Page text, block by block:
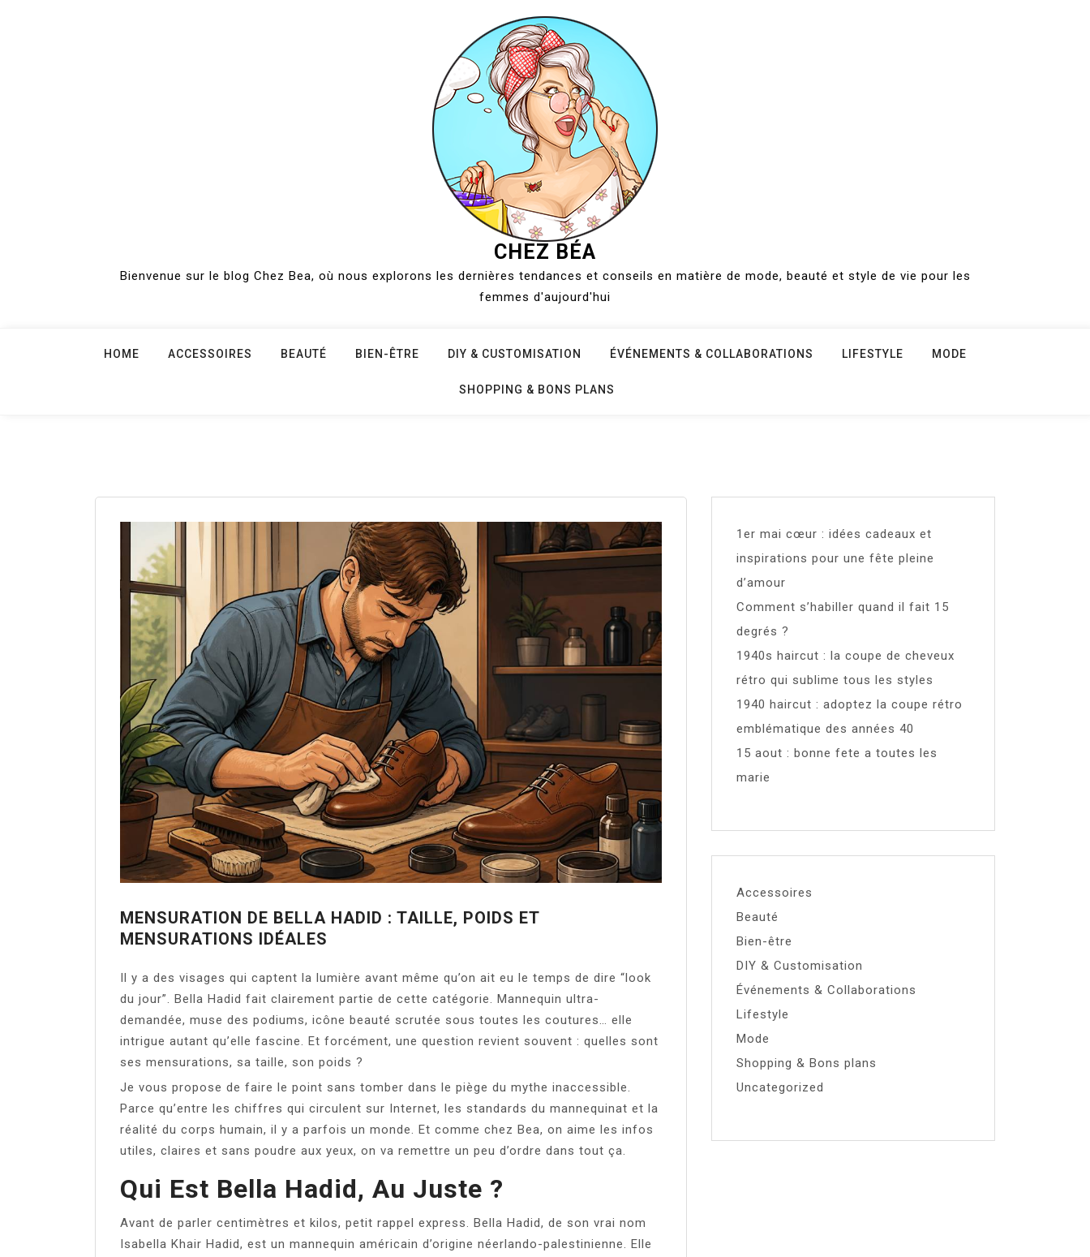
CHEZ BÉA
Bienvenue sur le blog Chez Bea, où nous explorons les dernières tendances et conseils en matière de mode, beauté et style de vie pour les
femmes d'aujourd'hui
HOME ACCESSOIRES BEAUTÉ BIEN-ÊTRE DIY & CUSTOMISATION ÉVÉNEMENTS & COLLABORATIONS LIFESTYLE MODE
SHOPPING & BONS PLANS
MENSURATION DE BELLA HADID : TAILLE, POIDS ET
MENSURATIONS IDÉALES
Il y a des visages qui captent la lumière avant même qu’on ait eu le temps de dire “look
du jour”. Bella Hadid fait clairement partie de cette catégorie. Mannequin ultra-
demandée, muse des podiums, icône beauté scrutée sous toutes les coutures… elle
intrigue autant qu’elle fascine. Et forcément, une question revient souvent : quelles sont
ses mensurations, sa taille, son poids ?
Je vous propose de faire le point sans tomber dans le piège du mythe inaccessible.
Parce qu’entre les chiffres qui circulent sur Internet, les standards du mannequinat et la
réalité du corps humain, il y a parfois un monde. Et comme chez Bea, on aime les infos
utiles, claires et sans poudre aux yeux, on va remettre un peu d’ordre dans tout ça.
Qui Est Bella Hadid, Au Juste ?
Avant de parler centimètres et kilos, petit rappel express. Bella Hadid, de son vrai nom
Isabella Khair Hadid, est un mannequin américain d’origine néerlando-palestinienne. Elle
1er mai cœur : idées cadeaux et
inspirations pour une fête pleine
d’amour
Comment s’habiller quand il fait 15
degrés ?
1940s haircut : la coupe de cheveux
rétro qui sublime tous les styles
1940 haircut : adoptez la coupe rétro
emblématique des années 40
15 aout : bonne fete a toutes les
marie
Accessoires
Beauté
Bien-être
DIY & Customisation
Événements & Collaborations
Lifestyle
Mode
Shopping & Bons plans
Uncategorized